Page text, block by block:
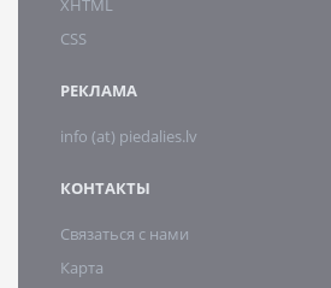
XHTML
CSS
РЕКЛАМА
info (at) piedalies.lv
КОНТАКТЫ
Связаться с нами
Карта